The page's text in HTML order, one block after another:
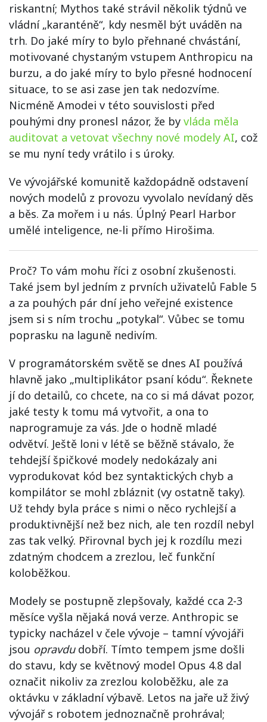
riskantní; Mythos také strávil několik týdnů ve
vládní „karanténě“, kdy nesměl být uváděn na
trh. Do jaké míry to bylo přehnané chvástání,
motivované chystaným vstupem Anthropicu na
burzu, a do jaké míry to bylo přesné hodnocení
situace, to se asi zase jen tak nedozvíme.
Nicméně Amodei v této souvislosti před
pouhými dny pronesl názor, že by vláda měla
auditovat a vetovat všechny nové modely AI, což
se mu nyní tedy vrátilo i s úroky.
Ve vývojářské komunitě každopádně odstavení
nových modelů z provozu vyvolalo nevídaný děs
a běs. Za mořem i u nás. Úplný Pearl Harbor
umělé inteligence, ne-li přímo Hirošima.
Proč? To vám mohu říci z osobní zkušenosti.
Také jsem byl jedním z prvních uživatelů Fable 5
a za pouhých pár dní jeho veřejné existence
jsem si s ním trochu „potykal“. Vůbec se tomu
poprasku na laguně nedivím.
V programátorském světě se dnes AI používá
hlavně jako „multiplikátor psaní kódu“. Řeknete
jí do detailů, co chcete, na co si má dávat pozor,
jaké testy k tomu má vytvořit, a ona to
naprogramuje za vás. Jde o hodně mladé
odvětví. Ještě loni v létě se běžně stávalo, že
tehdejší špičkové modely nedokázaly ani
vyprodukovat kód bez syntaktických chyb a
kompilátor se mohl zbláznit (vy ostatně taky).
Už tehdy byla práce s nimi o něco rychlejší a
produktivnější než bez nich, ale ten rozdíl nebyl
zas tak velký. Přirovnal bych jej k rozdílu mezi
zdatným chodcem a zrezlou, leč funkční
koloběžkou.
Modely se postupně zlepšovaly, každé cca 2-3
měsíce vyšla nějaká nová verze. Anthropic se
typicky nacházel v čele vývoje – tamní vývojáři
jsou opravdu dobří. Tímto tempem jsme došli
do stavu, kdy se květnový model Opus 4.8 dal
označit nikoliv za zrezlou koloběžku, ale za
oktávku v základní výbavě. Letos na jaře už živý
vývojář s robotem jednoznačně prohrával;